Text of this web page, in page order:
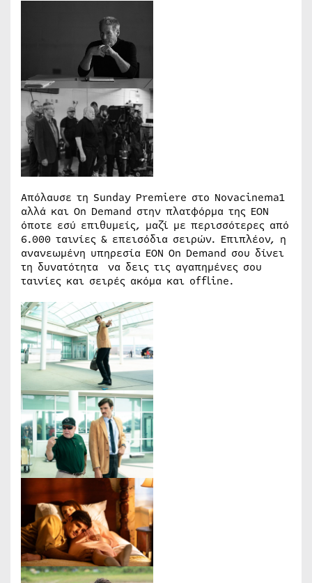
Απόλαυσε τη Sunday Premiere στο Novacinema1
αλλά και On Demand στην πλατφόρμα της ΕΟΝ
όποτε εσύ επιθυμείς, μαζί με περισσότερες από
6.000 ταινίες & επεισόδια σειρών. Επιπλέον, η
ανανεωμένη υπηρεσία ΕΟΝ On Demand σου δίνει
τη δυνατότητα να δεις τις αγαπημένες σου
ταινίες και σειρές ακόμα και offline.